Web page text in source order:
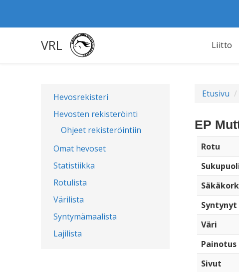
VRL Liitto
Hevosrekisteri
Hevosten rekisteröinti
Ohjeet rekisteröintiin
Omat hevoset
Statistiikka
Rotulista
Värilista
Syntymämaalista
Lajilista
Etusivu
EP
Rotu
Syntynyt
Väri
Painotus
Sivut